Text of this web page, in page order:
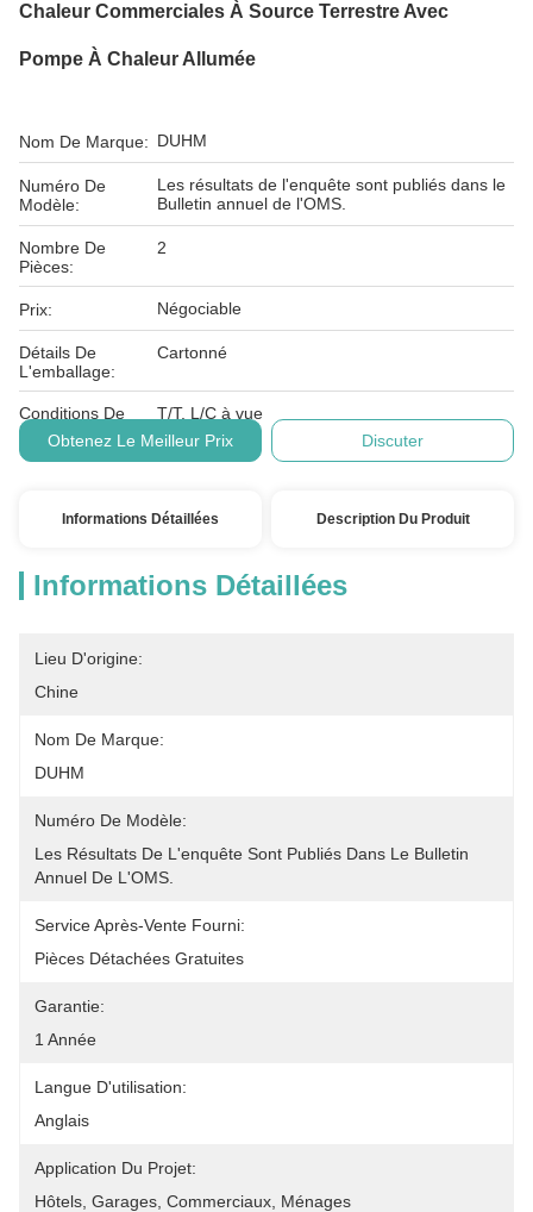
Chaleur Commerciales À Source Terrestre Avec
Pompe À Chaleur Allumée
Nom De Marque: DUHM
Numéro De
Modèle:
Les résultats de l'enquête sont publiés dans le
Bulletin annuel de l'OMS.
Nombre De
Pièces:
2
Prix: Négociable
Détails De
L'emballage:
Cartonné
Conditions De
Paiement:
T/T, L/C à vue
Obtenez Le Meilleur Prix
Discuter
Informations Détaillées Description Du Produit
Informations Détaillées
Lieu D'origine:
Chine
Nom De Marque:
DUHM
Numéro De Modèle:
Les Résultats De L'enquête Sont Publiés Dans Le Bulletin
Annuel De L'OMS.
Service Après-Vente Fourni:
Pièces Détachées Gratuites
Garantie:
1 Année
Langue D'utilisation:
Anglais
Application Du Projet:
Hôtels, Garages, Commerciaux, Ménages